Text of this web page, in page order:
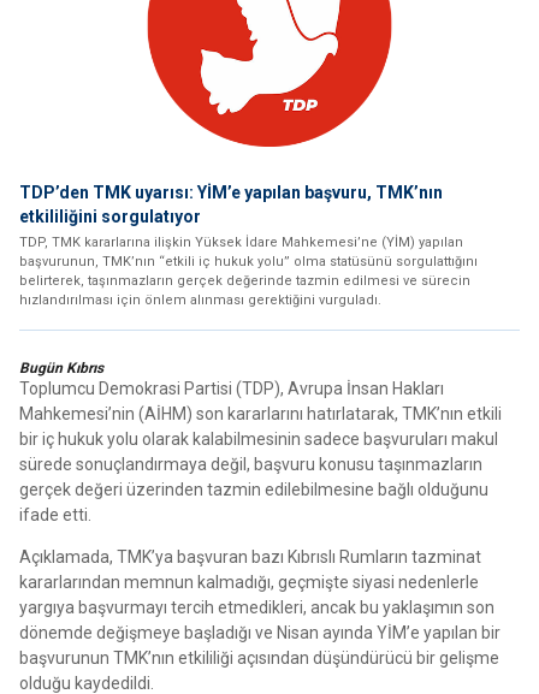
TDP’den TMK uyarısı: YİM’e yapılan başvuru, TMK’nın
etkililiğini sorgulatıyor
TDP, TMK kararlarına ilişkin Yüksek İdare Mahkemesi’ne (YİM) yapılan
başvurunun, TMK’nın “etkili iç hukuk yolu” olma statüsünü sorgulattığını
belirterek, taşınmazların gerçek değerinde tazmin edilmesi ve sürecin
hızlandırılması için önlem alınması gerektiğini vurguladı.
Bugün Kıbrıs
Toplumcu Demokrasi Partisi (TDP), Avrupa İnsan Hakları
Mahkemesi’nin (AİHM) son kararlarını hatırlatarak, TMK’nın etkili
bir iç hukuk yolu olarak kalabilmesinin sadece başvuruları makul
sürede sonuçlandırmaya değil, başvuru konusu taşınmazların
gerçek değeri üzerinden tazmin edilebilmesine bağlı olduğunu
ifade etti.
Açıklamada, TMK’ya başvuran bazı Kıbrıslı Rumların tazminat
kararlarından memnun kalmadığı, geçmişte siyasi nedenlerle
yargıya başvurmayı tercih etmedikleri, ancak bu yaklaşımın son
dönemde değişmeye başladığı ve Nisan ayında YİM’e yapılan bir
başvurunun TMK’nın etkililiği açısından düşündürücü bir gelişme
olduğu kaydedildi.